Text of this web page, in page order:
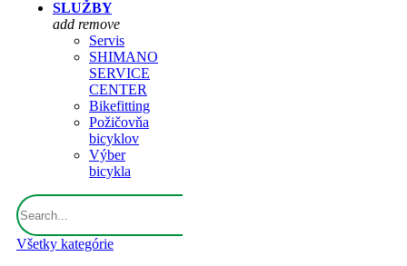
SLUŽBY
add remove
Servis
SHIMANO
SERVICE
CENTER
Bikefitting
Požičovňa
bicyklov
Výber
bicykla
Všetky kategórie